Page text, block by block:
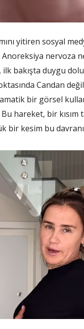
yitiren sosyal
Anoreksiya nervoza
ilk bakışta duygu
Candan
bir görsel
hareket, bir
bir kesim bu